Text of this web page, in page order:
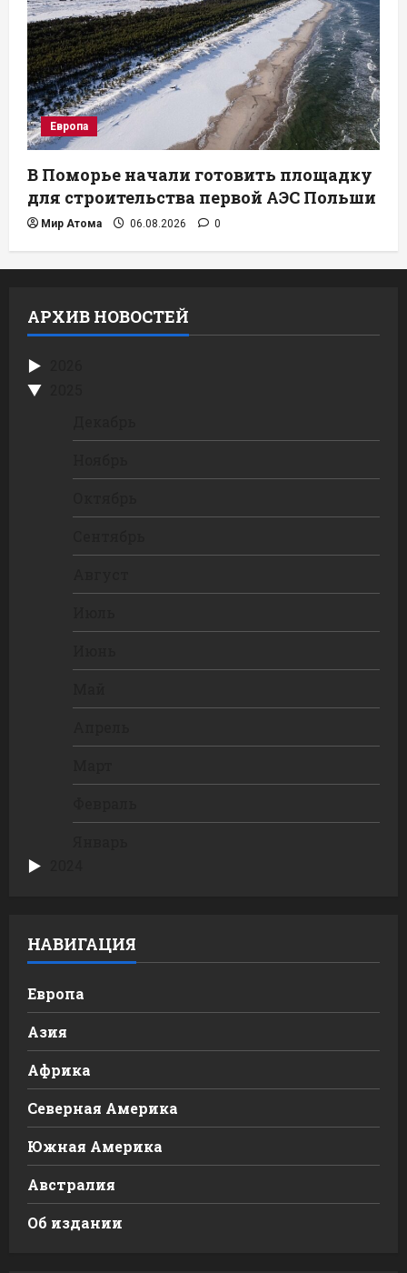
Европа
В Поморье начали готовить площадку
для строительства первой АЭС Польши
Мир Атома 06.08.2026 0
АРХИВ НОВОСТЕЙ
НАВИГАЦИЯ
Европа
Азия
Африка
Северная Америка
Южная Америка
Австралия
Об издании